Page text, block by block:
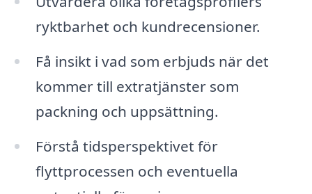
ryktbarhet och kundrecensioner.
Få insikt i vad som erbjuds när det
kommer till extratjänster som
packning och uppsättning.
Förstå tidsperspektivet för
flyttprocessen och eventuella